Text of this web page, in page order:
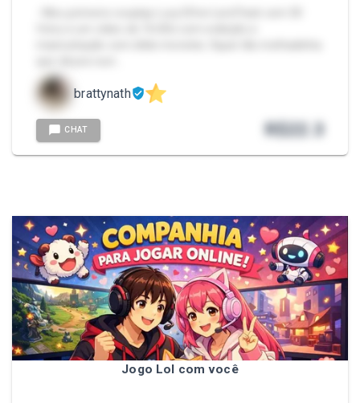
brattynath
CHAT R$22.3
Jogo Lol com você